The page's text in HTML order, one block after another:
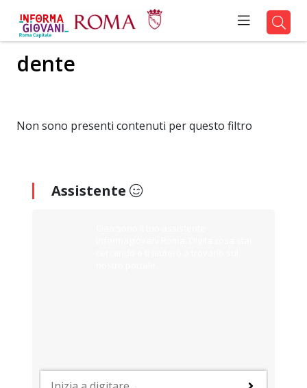
dente
Non sono presenti contenuti per questo filtro
Assistente